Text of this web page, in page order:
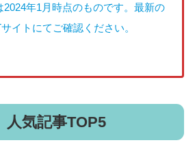
2024年1月時点のものです。最新の
イトにてご確認ください。
人気記事TOP5